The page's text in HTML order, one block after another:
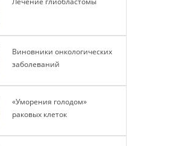
Виновники онкологических
заболеваний
«Уморения голодом»
раковых клеток